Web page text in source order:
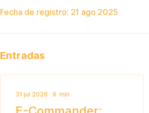
Fecha de registro: 21 ago 2025
Entradas
31 jul 2026 ∙ 9 min